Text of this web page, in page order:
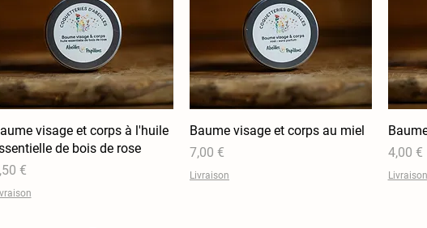
Aperçu rapide
visage et corps à l'huile
de bois de rose
€
Aperçu rapide
Baume visage et corps au miel
Prix
7,00 €
Livraison
Prix
4,00 €
Livraison